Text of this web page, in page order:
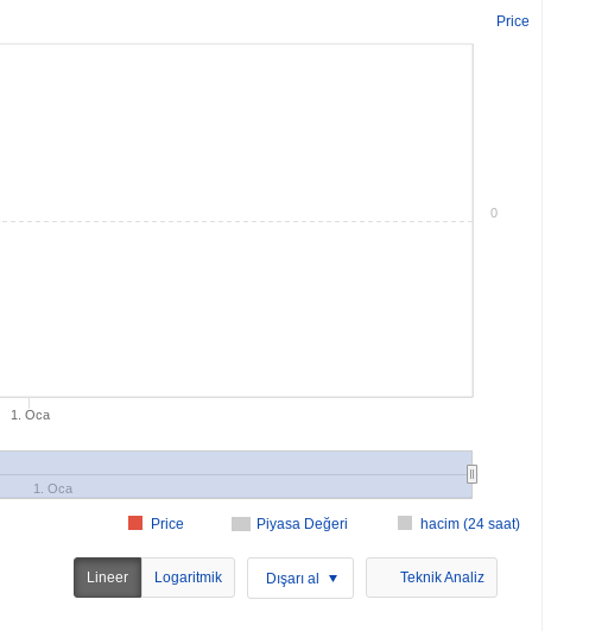
Price
Piyasa Değeri hacim (24 saat)
Price
1. Oca
1. Oca
0
Lineer Logaritmik Dışarı al Teknik Analiz